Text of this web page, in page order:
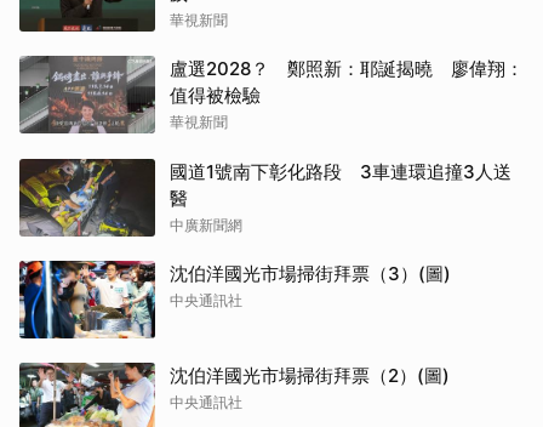
華視新聞
盧選2028？ 鄭照新：耶誕揭曉 廖偉翔：
值得被檢驗
華視新聞
國道1號南下彰化路段 3車連環追撞3人送
醫
中廣新聞網
沈伯洋國光市場掃街拜票（3）(圖)
中央通訊社
沈伯洋國光市場掃街拜票（2）(圖)
中央通訊社